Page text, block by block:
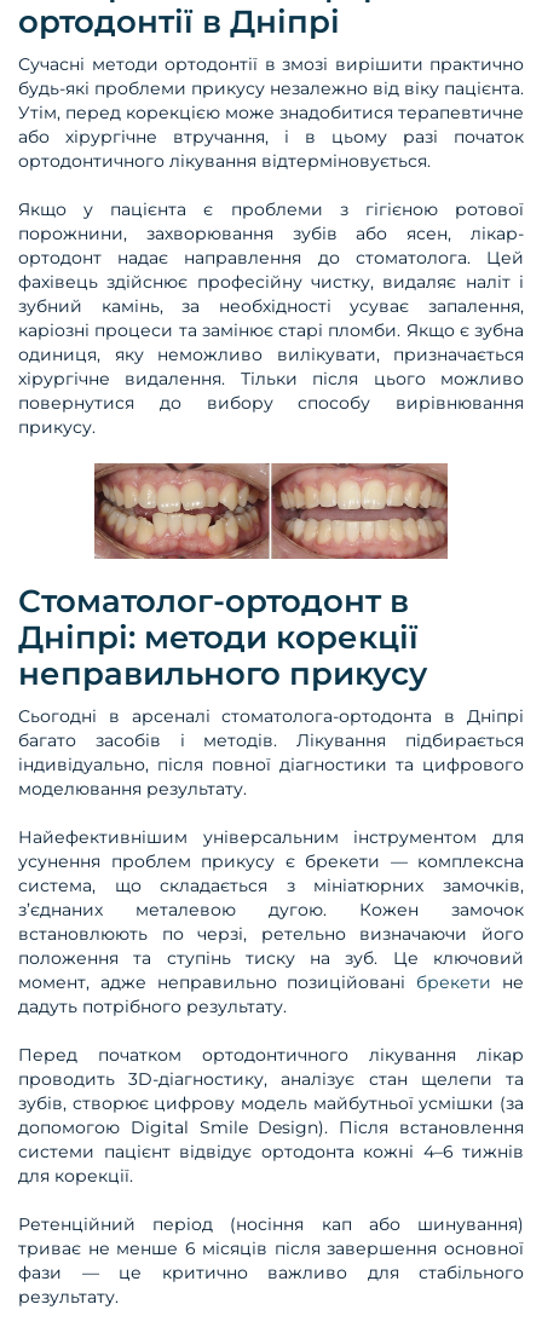
ортодонтії в Дніпрі
Сучасні методи ортодонтії в змозі вирішити практично
будь-які проблеми прикусу незалежно від віку пацієнта.
Утім, перед корекцією може знадобитися терапевтичне
або хірургічне втручання, і в цьому разі початок
ортодонтичного лікування відтерміновується.
Якщо у пацієнта є проблеми з гігієною ротової
порожнини, захворювання зубів або ясен, лікар-
ортодонт надає направлення до стоматолога. Цей
фахівець здійснює професійну чистку, видаляє наліт і
зубний камінь, за необхідності усуває запалення,
каріозні процеси та замінює старі пломби. Якщо є зубна
одиниця, яку неможливо вилікувати, призначається
хірургічне видалення. Тільки після цього можливо
повернутися до вибору способу вирівнювання
прикусу.
Стоматолог-ортодонт в
Дніпрі: методи корекції
неправильного прикусу
Сьогодні в арсеналі стоматолога-ортодонта в Дніпрі
багато засобів і методів. Лікування підбирається
індивідуально, після повної діагностики та цифрового
моделювання результату.
Найефективнішим універсальним інструментом для
усунення проблем прикусу є брекети — комплексна
система, що складається з мініатюрних замочків,
з’єднаних металевою дугою. Кожен замочок
встановлюють по черзі, ретельно визначаючи його
положення та ступінь тиску на зуб. Це ключовий
момент, адже неправильно позиційовані брекети не
дадуть потрібного результату.
Перед початком ортодонтичного лікування лікар
проводить 3D-діагностику, аналізує стан щелепи та
зубів, створює цифрову модель майбутньої усмішки (за
допомогою Digital Smile Design). Після встановлення
системи пацієнт відвідує ортодонта кожні 4–6 тижнів
для корекції.
Ретенційний період (носіння кап або шинування)
триває не менше 6 місяців після завершення основної
фази — це критично важливо для стабільного
результату.